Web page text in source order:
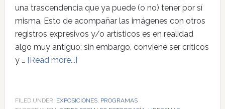
una trascendencia que ya puede (o no) tener por sí
misma. Esto de acompañar las imágenes con otros
registros expresivos y/o artísticos es en realidad
algo muy antiguo; sin embargo, conviene ser críticos
y … [Read more...]
FILED UNDER: EXPOSICIONES, PROGRAMAS